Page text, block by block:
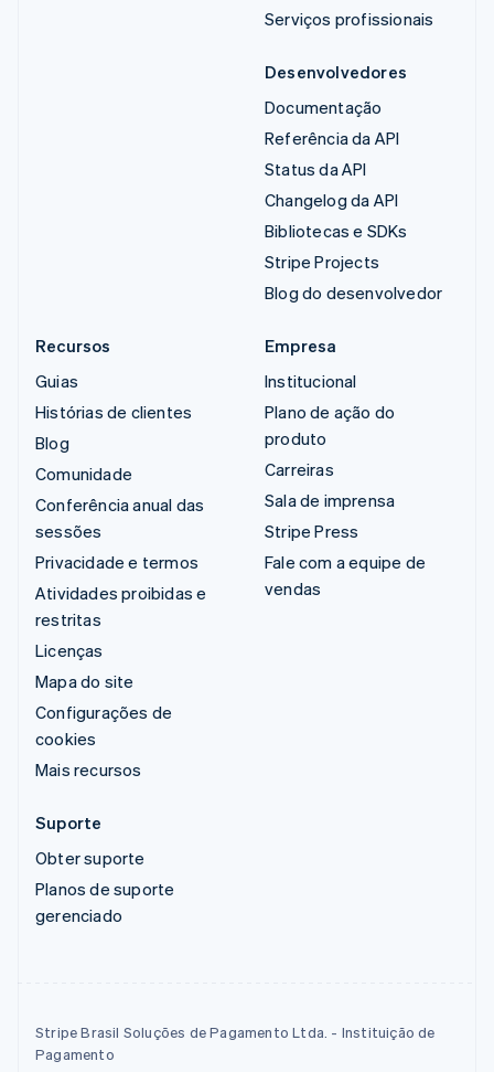
Serviços profissionais
Desenvolvedores
Documentação
Referência da API
Status da API
Changelog da API
Bibliotecas e SDKs
Stripe Projects
Blog do desenvolvedor
Recursos
Guias
Histórias de clientes
Blog
Comunidade
Conferência anual das
sessões
Privacidade e termos
Atividades proibidas e
restritas
Licenças
Mapa do site
Configurações de
cookies
Mais recursos
Empresa
Institucional
Plano de ação do
produto
Carreiras
Sala de imprensa
Stripe Press
Fale com a equipe de
vendas
Suporte
Obter suporte
Planos de suporte
gerenciado
Stripe Brasil Soluções de Pagamento Ltda. - Instituição de
Pagamento